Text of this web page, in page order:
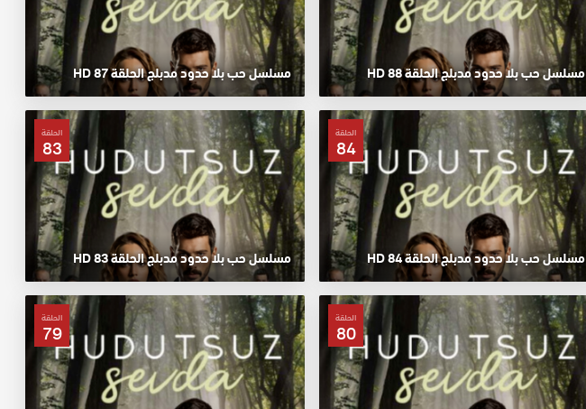
مسلسل حب بلا حدود مدبلج الحلقة 88 HD مسلسل حب بلا حدود مدبلج الحلقة 87 HD
الحلقة
84
مسلسل حب بلا حدود مدبلج الحلقة 84 HD
الحلقة
83
مسلسل حب بلا حدود مدبلج الحلقة 83 HD
الحلقة
80
الحلقة
79